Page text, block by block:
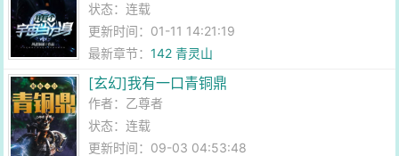
状态：连载
更新时间：01-11 14:21:19
最新章节：142 青灵山
[玄幻]我有一口青铜鼎
作者： 乙尊者
状态：连载
更新时间：09-03 04:53:48